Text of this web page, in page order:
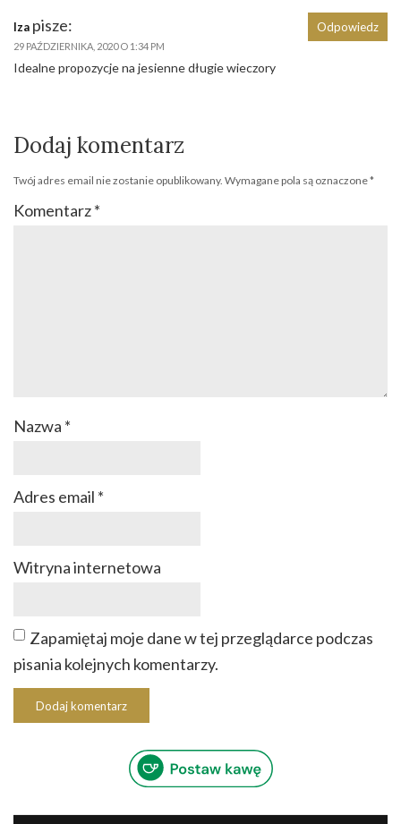
Iza pisze:
29 PAŹDZIERNIKA, 2020 O 1:34 PM
Idealne propozycje na jesienne długie wieczory
Odpowiedz
Dodaj komentarz
Twój adres email nie zostanie opublikowany. Wymagane pola są oznaczone*
Komentarz*
Nazwa *
Adres email *
Witryna internetowa
Zapamiętaj moje dane w tej przeglądarce podczas
pisania kolejnych komentarzy.